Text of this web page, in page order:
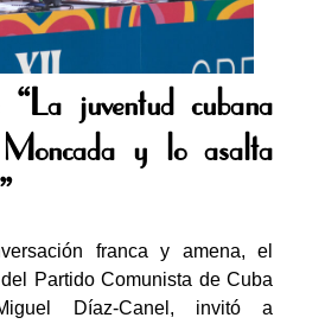
juventud cubana
y lo asalta
franca y amena, el
Partido Comunista de Cuba
Díaz-Canel, invitó a